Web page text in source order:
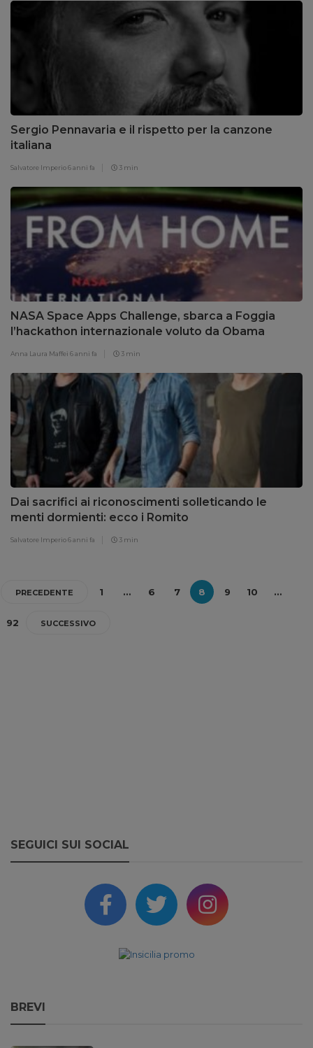
Sergio Pennavaria e il rispetto per la canzone
italiana
Salvatore Imperio6 anni fa 3 min
NASA Space Apps Challenge, sbarca a Foggia
l’hackathon internazionale voluto da Obama
Anna Laura Maffei 6 anni fa 3 min
Dai sacrifici ai riconoscimenti solleticando le
menti dormienti: ecco i Romito
Salvatore Imperio6 anni fa 3 min
PRECEDENTE 1 … 6 7 8 9 10 …
92 SUCCESSIVO
SEGUICI SUI SOCIAL
BREVI